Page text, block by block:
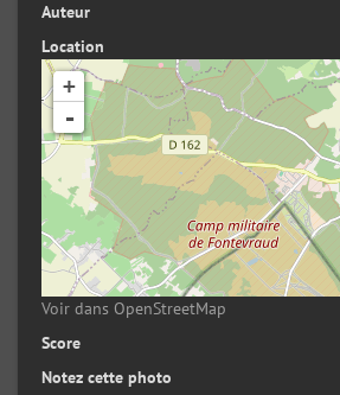
Auteur
Location
+
-
Voir dans OpenStreetMap
Score
Notez cette photo